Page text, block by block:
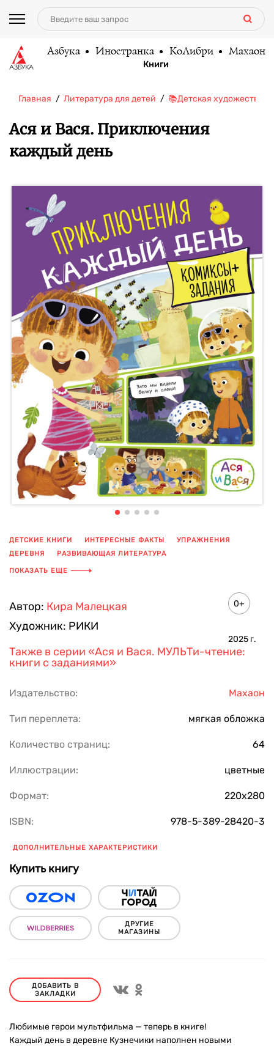
Азбука Иностранка КоЛибри Махаон
Книги
Главная Литература для детей 📚Детская
Ася и Вася. Приключения
каждый день
ДЕТСКИЕ КНИГИ ИНТЕРЕСНЫЕ ФАКТЫ
УПРАЖНЕНИЯ
ДЕРЕВНЯ
РАЗВИВАЮЩАЯ ЛИТЕРАТУРА
ИНТЕРАКТИВНАЯ КНИГА
КНИГА С КАРТИНКАМИ
КНИГА ДЛЯ ДЕТЕЙ ДЕТСКАЯ КНИГА
ПОКАЗАТЬ ЕЩЕ
Автор: Кира Малецкая
Художник: РИКИ
0+
2025 г.
Также в серии «Ася и Вася. МУЛЬТи-чтение:
книги с заданиями»
Издательство: Махаон
Тип переплета: мягкая обложка
Количество страниц: 64
Иллюстрации: цветные
Формат: 220х280
ISBN: 978-5-389-28420-3
ДОПОЛНИТЕЛЬНЫЕ ХАРАКТЕРИСТИКИ
Купить книгу
ДРУГИЕ
МАГАЗИНЫ
ДОБАВИТЬ В
ЗАКЛАДКИ
Любимые герои мультфильма — теперь в книге!
Каждый день в деревне Кузнечики наполнен новыми